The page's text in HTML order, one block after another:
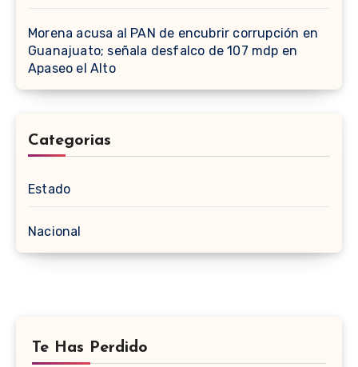
Morena acusa al PAN de encubrir corrupción en
Guanajuato; señala desfalco de 107 mdp en
Apaseo el Alto
Categorias
Estado
Nacional
Te Has Perdido